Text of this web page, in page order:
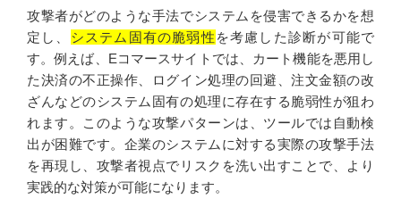
攻撃者がどのような手法でシステムを侵害できるかを想
定し、 システム固有の脆弱性 を考慮した診断が可能で
す。例えば、Eコマースサイトでは、カート機能を悪用し
た決済の不正操作、ログイン処理の回避、注文金額の改
ざんなどのシステム固有の処理に存在する脆弱性が狙わ
れます。このような攻撃パターンは、ツールでは自動検
出が困難です。企業のシステムに対する実際の攻撃手法
を再現し、攻撃者視点でリスクを洗い出すことで、より
実践的な対策が可能になります。